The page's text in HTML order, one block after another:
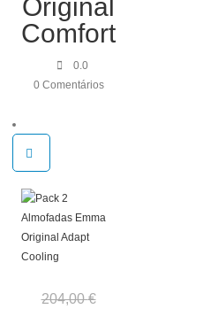
Original
Comfort
0.0
0 Comentários
204,00€